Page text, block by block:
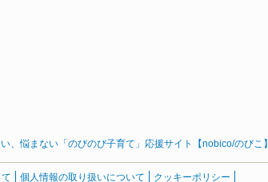
、悩まない「のびのび子育て」応援サイト【nobico/のびこ】
個人情報の取り扱いについて クッキーポリシー